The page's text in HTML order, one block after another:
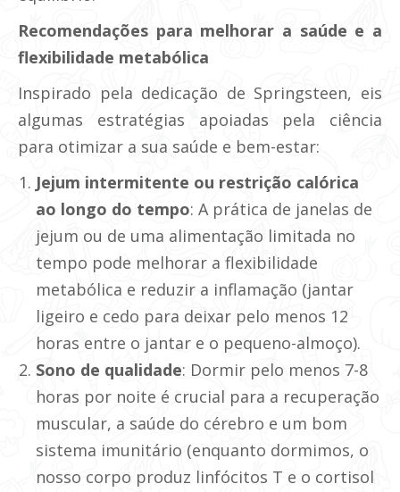
Recomendações para melhorar a saúde e a
flexibilidade metabólica
Inspirado pela dedicação de Springsteen, eis
algumas estratégias apoiadas pela ciência
para otimizar a sua saúde e bem-estar:
Jejum intermitente ou restrição calórica
ao longo do tempo: A prática de janelas de
jejum ou de uma alimentação limitada no
tempo pode melhorar a flexibilidade
metabólica e reduzir a inflamação (jantar
ligeiro e cedo para deixar pelo menos 12
horas entre o jantar e o pequeno-almoço).
Sono de qualidade: Dormir pelo menos 7-8
horas por noite é crucial para a recuperação
muscular, a saúde do cérebro e um bom
sistema imunitário (enquanto dormimos, o
nosso corpo produz linfócitos T e o cortisol